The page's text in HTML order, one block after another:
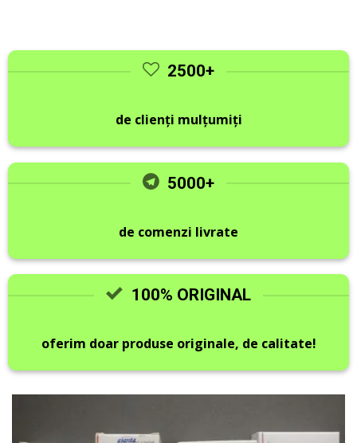
2500+
de clienți mulțumiți
5000+
de comenzi livrate
100% ORIGINAL
oferim doar produse originale, de calitate!